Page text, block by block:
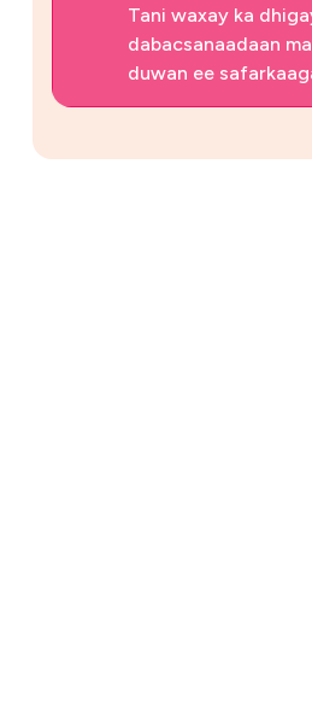
Tani waxay ka
dabacsanaadaan
duwan ee